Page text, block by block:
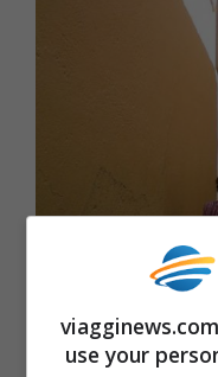
L’amore al
use your